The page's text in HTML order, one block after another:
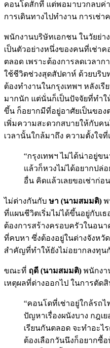
คอนโดสักที แต่พอมาบวกลบค่
การเดินทางไปทำงาน การเช่
พนักงานบริษัทเอกชน ในวัยย่าง
เป็นตัวอย่างหนึ่งของคนที่เช่า
ตลอด เพราะต้องการลดเวลา
ใช้ชีวิตช่วงสุดสัปดาห์ ด้วยบริบ
ต้องทำงานในกรุงเทพฯ หลังเรี
มากนัก แต่นั่นก็เป็นปัจจัยที่ทำ
ขึ้น ก็อยากมีที่อยู่อาศัยเป็นของต
เพิ่มความสะดวกสบายให้กับค
เวลานั้นใกล้มาถึง ความตั้งใจ
“กรุงเทพฯ ไม่ได้น่าอยู่ข
แล้วก็หวงไม่ได้อยากปล่
อื่น คิดแล้วเลยขอเช่าก่อ
ไม่ต่างกันกับ ษา (นามสมมติ) พ
ที่แผนชีวิตเริ่มไม่ได้ขึ้นอยู่กับเธ
ต้องการสร้างครอบครัวในอน
ที่คบหา ซึ่งต้องอยู่ในต่างจังหวั
สำคัญที่ทำให้ยังไม่อยากลงทุน
ขณะที่ ฤดี (นามสมมติ) พนักงา
เหตุผลที่ต่างออกไป ในการตัด
“คอนโดที่เช่าอยู่ใกล้รถ
ปัญหาเรื่องผนังบาง กฎเ
เรียนกันตลอด จะทำอะไ
ต้องเลือกวันนึงก็อยากซื้